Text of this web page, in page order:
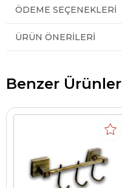
ÖDEME SEÇENEKLERI
ÜRÜN ÖNERILERI
Benzer Ürünler